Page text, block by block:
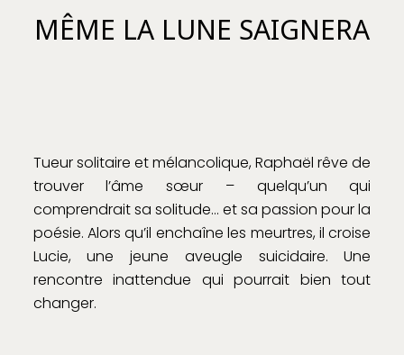
MÊME LA LUNE SAIGNERA
Tueur solitaire et mélancolique, Raphaël rêve de
trouver l’âme sœur – quelqu’un qui
comprendrait sa solitude… et sa passion pour la
poésie. Alors qu’il enchaîne les meurtres, il croise
Lucie, une jeune aveugle suicidaire. Une
rencontre inattendue qui pourrait bien tout
changer.